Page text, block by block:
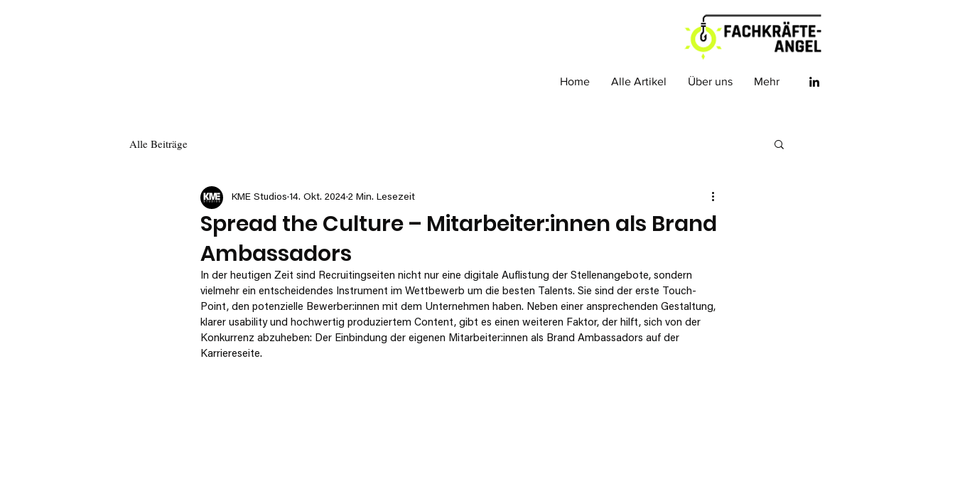
Home Alle Artikel Über uns Mehr
Alle Beiträge
Spread the Culture – Mitarbeiter:innen als Brand
Ambassadors
KME Studios 14. Okt. 2024 2 Min. Lesezeit
In der heutigen Zeit sind Recruitingseiten nicht nur eine digitale Auflistung der Stellenangebote, sondern
vielmehr ein entscheidendes Instrument im Wettbewerb um die besten Talents. Sie sind der erste Touch-
Point, den potenzielle Bewerber:innen mit dem Unternehmen haben. Neben einer ansprechenden Gestaltung,
klarer usability und hochwertig produziertem Content, gibt es einen weiteren Faktor, der hilft, sich von der
Konkurrenz abzuheben: Der Einbindung der eigenen Mitarbeiter:innen als Brand Ambassadors auf der
Karriereseite.